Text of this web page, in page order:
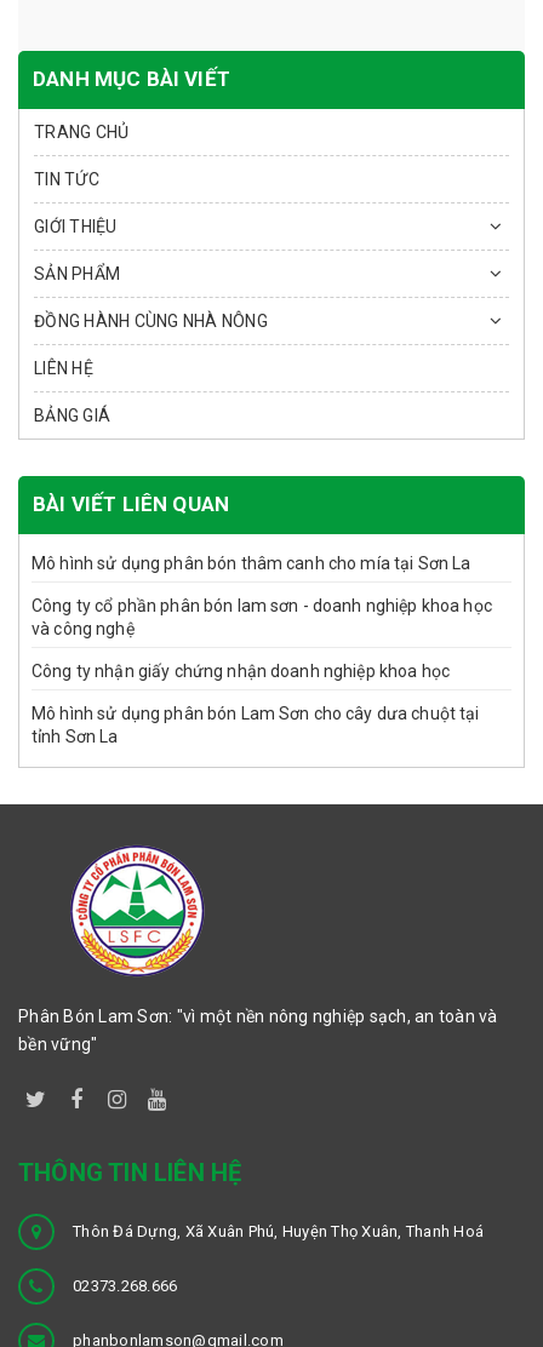
DANH MỤC BÀI VIẾT
TRANG CHỦ
TIN TỨC
GIỚI THIỆU
SẢN PHẨM
ĐỒNG HÀNH CÙNG NHÀ NÔNG
LIÊN HỆ
BẢNG GIÁ
BÀI VIẾT LIÊN QUAN
Mô hình sử dụng phân bón thâm canh cho mía tại Sơn La
Công ty cổ phần phân bón lam sơn - doanh nghiệp khoa học
và công nghệ
Công ty nhận giấy chứng nhận doanh nghiệp khoa học
Mô hình sử dụng phân bón Lam Sơn cho cây dưa chuột tại
tỉnh Sơn La
Phân Bón Lam Sơn: "vì một nền nông nghiệp sạch, an toàn và
bền vững"
THÔNG TIN LIÊN HỆ
Thôn Đá Dựng, Xã Xuân Phú, Huyện Thọ Xuân, Thanh Hoá
02373.268.666
phanbonlamson@gmail.com